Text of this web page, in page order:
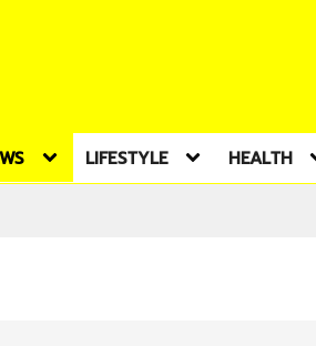
LIFESTYLE HEALTH